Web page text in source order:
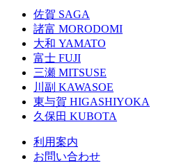
佐賀 SAGA
諸富 MORODOMI
大和 YAMATO
富士 FUJI
三瀬 MITSUSE
川副 KAWASOE
東与賀 HIGASHIYOKA
久保田 KUBOTA
利用案内
お問い合わせ